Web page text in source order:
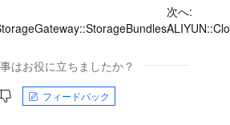
次へ:
はお役に立ちましたか？
フィードバック